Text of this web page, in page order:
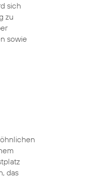
sich
zu
sowie
das